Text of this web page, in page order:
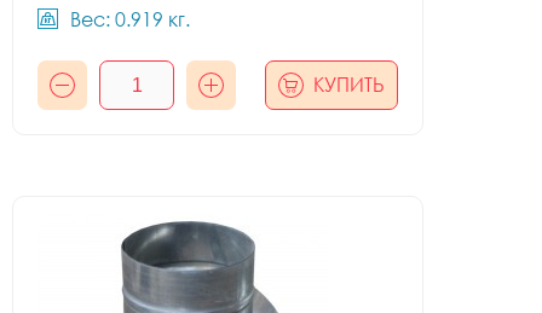
Вес: 0.919 кг.
КУПИТЬ